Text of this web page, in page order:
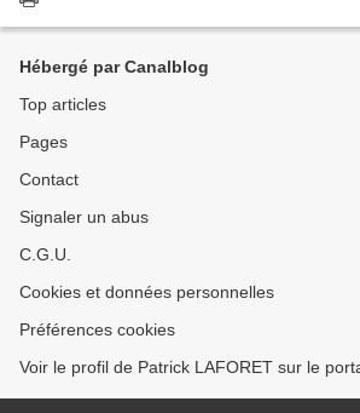
Hébergé par Canalblog
Top articles
Pages
Contact
Signaler un abus
C.G.U.
Cookies et données personnelles
Préférences cookies
Voir le profil de Patrick LAFORET sur le